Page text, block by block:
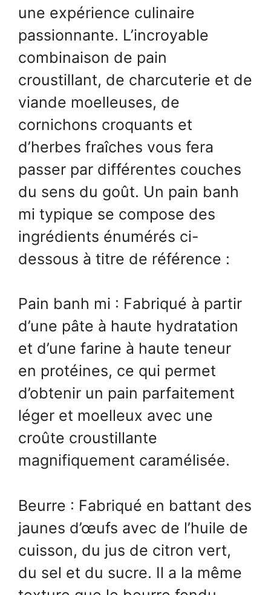
une expérience culinaire
passionnante. L’incroyable
combinaison de pain
croustillant, de charcuterie et de
viande moelleuses, de
cornichons croquants et
d’herbes fraîches vous fera
passer par différentes couches
du sens du goût. Un pain banh
mi typique se compose des
ingrédients énumérés ci-
dessous à titre de référence :
Pain banh mi : Fabriqué à partir
d’une pâte à haute hydratation
et d’une farine à haute teneur
en protéines, ce qui permet
d’obtenir un pain parfaitement
léger et moelleux avec une
croûte croustillante
magnifiquement caramélisée.
Beurre : Fabriqué en battant des
jaunes d’œufs avec de l’huile de
cuisson, du jus de citron vert,
du sel et du sucre. Il a la même